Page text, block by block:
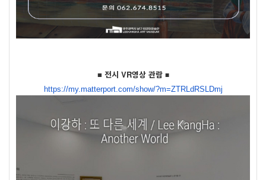
■ 전시 VR영상 관람 ■
https://my.matterport.com/show/?m=ZTRLdRSLDmj